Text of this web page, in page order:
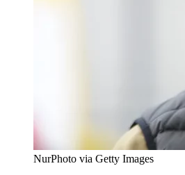
NurPhoto via Getty Images